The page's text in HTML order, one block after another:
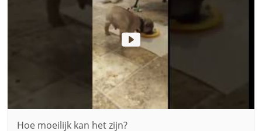
Hoe moeilijk kan het zijn?